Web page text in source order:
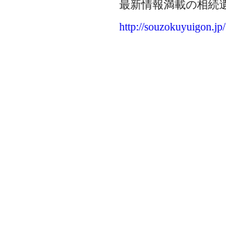
最新情報満載の相続
http://souzokuyuigon.jp/